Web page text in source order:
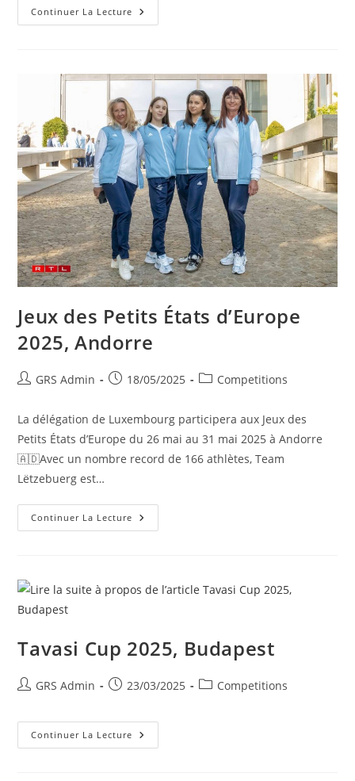
Continuer La Lecture
Jeux des Petits États d’Europe
2025, Andorre
GRS Admin 18/05/2025 Competitions
La délégation de Luxembourg participera aux Jeux des
Petits États d’Europe du 26 mai au 31 mai 2025 à Andorre
🇦🇩Avec un nombre record de 166 athlètes, Team
Lëtzebuerg est…
Continuer La Lecture
Tavasi Cup 2025, Budapest
GRS Admin 23/03/2025 Competitions
Continuer La Lecture